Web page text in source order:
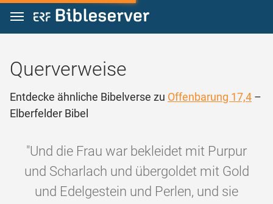
Zum Inhalt springen
Querverweise
Entdecke ähnliche Bibelverse zu Offenbarung 17,4 –
Elberfelder Bibel
"Und die Frau war bekleidet mit Purpur
und Scharlach und übergoldet mit Gold
und Edelgestein und Perlen, und sie